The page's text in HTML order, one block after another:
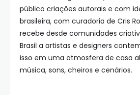
público criações autorais e com
brasileira, com curadoria de Cris
recebe desde comunidades
Brasil a artistas e designers
isso em uma atmosfera de casa
música, sons, cheiros e cenários.